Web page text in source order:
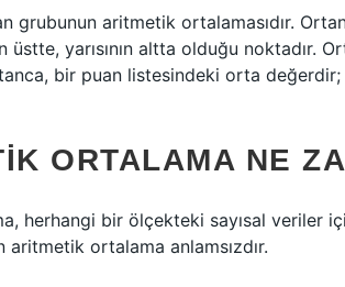
grubunun aritmetik ortalamasıdır.
üstte, yarısının altta olduğu
bir puan listesindeki orta değerdir;
ORTALAMA NE
herhangi bir ölçekteki sayısal veriler
aritmetik ortalama anlamsızdır.